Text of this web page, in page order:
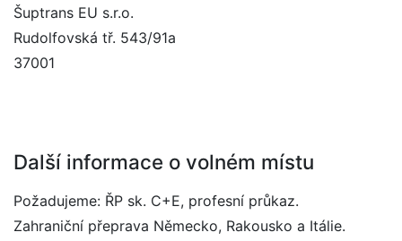
Šuptrans EU s.r.o.
Rudolfovská tř. 543/91a
37001
Další informace o volném místu
Požadujeme: ŘP sk. C+E, profesní průkaz.
Zahraniční přeprava Německo, Rakousko a Itálie.